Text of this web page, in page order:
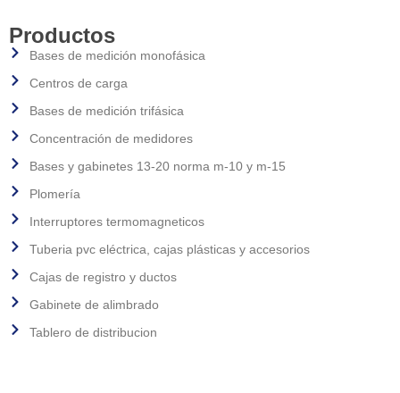
Productos
Bases de medición monofásica
Centros de carga
Bases de medición trifásica
Concentración de medidores
Bases y gabinetes 13-20 norma m-10 y m-15
Plomería
Interruptores termomagneticos
Tuberia pvc eléctrica, cajas plásticas y accesorios
Cajas de registro y ductos
Gabinete de alimbrado
Tablero de distribucion